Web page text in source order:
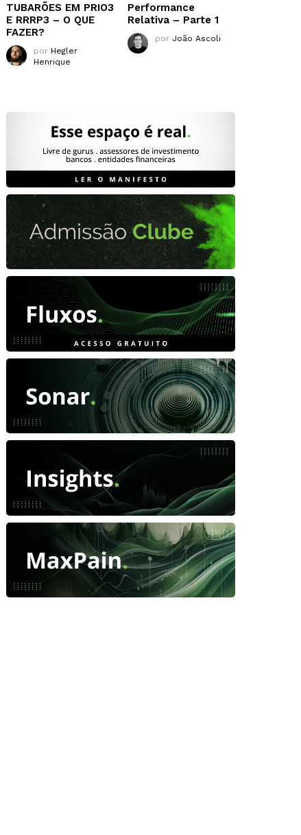
TUBARÕES EM PRIO3
E RRRP3 – O QUE
FAZER?
por Hegler
Henrique
Performance
Relativa – Parte 1
por João Ascoli